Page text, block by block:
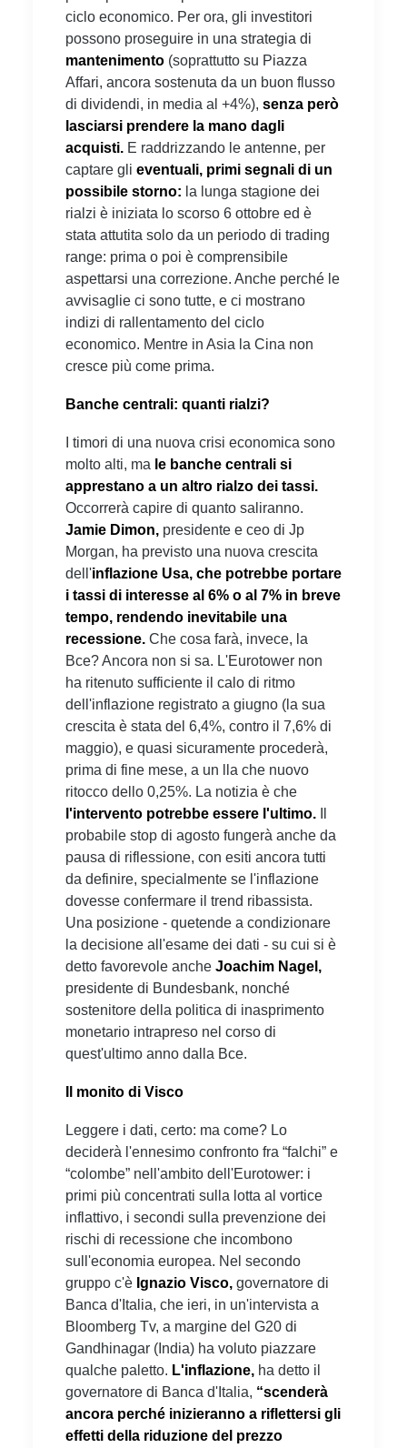
ciclo economico. Per ora, gli investitori
possono proseguire in una strategia di
mantenimento (soprattutto su Piazza
Affari, ancora sostenuta da un buon flusso
di dividendi, in media al +4%), senza però
lasciarsi prendere la mano dagli
acquisti. E raddrizzando le antenne, per
captare gli eventuali, primi segnali di un
possibile storno: la lunga stagione dei
rialzi è iniziata lo scorso 6 ottobre ed è
stata attutita solo da un periodo di trading
range: prima o poi è comprensibile
aspettarsi una correzione. Anche perché le
avvisaglie ci sono tutte, e ci mostrano
indizi di rallentamento del ciclo
economico. Mentre in Asia la Cina non
cresce più come prima.
Banche centrali: quanti rialzi?
I timori di una nuova crisi economica sono
molto alti, ma le banche centrali si
apprestano a un altro rialzo dei tassi.
Occorrerà capire di quanto saliranno.
Jamie Dimon, presidente e ceo di Jp
Morgan, ha previsto una nuova crescita
dell'inflazione Usa, che potrebbe portare
i tassi di interesse al 6% o al 7% in breve
tempo, rendendo inevitabile una
recessione. Che cosa farà, invece, la
Bce? Ancora non si sa. L'Eurotower non
ha ritenuto sufficiente il calo di ritmo
dell'inflazione registrato a giugno (la sua
crescita è stata del 6,4%, contro il 7,6% di
maggio), e quasi sicuramente procederà,
prima di fine mese, a un lla che nuovo
ritocco dello 0,25%. La notizia è che
l'intervento potrebbe essere l'ultimo.
probabile stop di agosto fungerà anche da
pausa di riflessione, con esiti ancora tutti
da definire, specialmente se l'inflazione
dovesse confermare il trend ribassista.
Una posizione - quetende a condizionare
la decisione all'esame dei dati - su cui si è
detto favorevole anche Joachim Nagel,
presidente di Bundesbank, nonché
sostenitore della politica di inasprimento
monetario intrapreso nel corso di
quest'ultimo anno dalla Bce.
Il monito di Visco
Leggere i dati, certo: ma come? Lo
deciderà l'ennesimo confronto fra “falchi” e
“colombe” nell'ambito dell'Eurotower: i
primi più concentrati sulla lotta al vortice
inflattivo, i secondi sulla prevenzione dei
rischi di recessione che incombono
sull'economia europea. Nel secondo
gruppo c'è Ignazio Visco, governatore di
Banca d'Italia, che ieri, in un'intervista a
Bloomberg Tv, a margine del G20 di
Gandhinagar (India) ha voluto piazzare
qualche paletto. L'inflazione, ha detto il
governatore di Banca d'Italia, “scenderà
ancora perché inizieranno a riflettersi gli
effetti della riduzione del prezzo